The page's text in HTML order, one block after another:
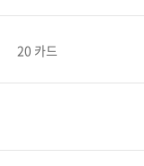
20 카드